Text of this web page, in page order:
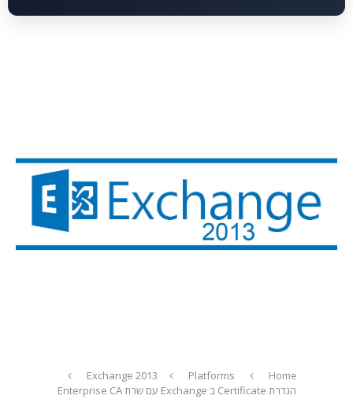
Home
Platforms
Exchange 2013
הגדרת Certificate ב Exchange עם שרת Enterprise CA